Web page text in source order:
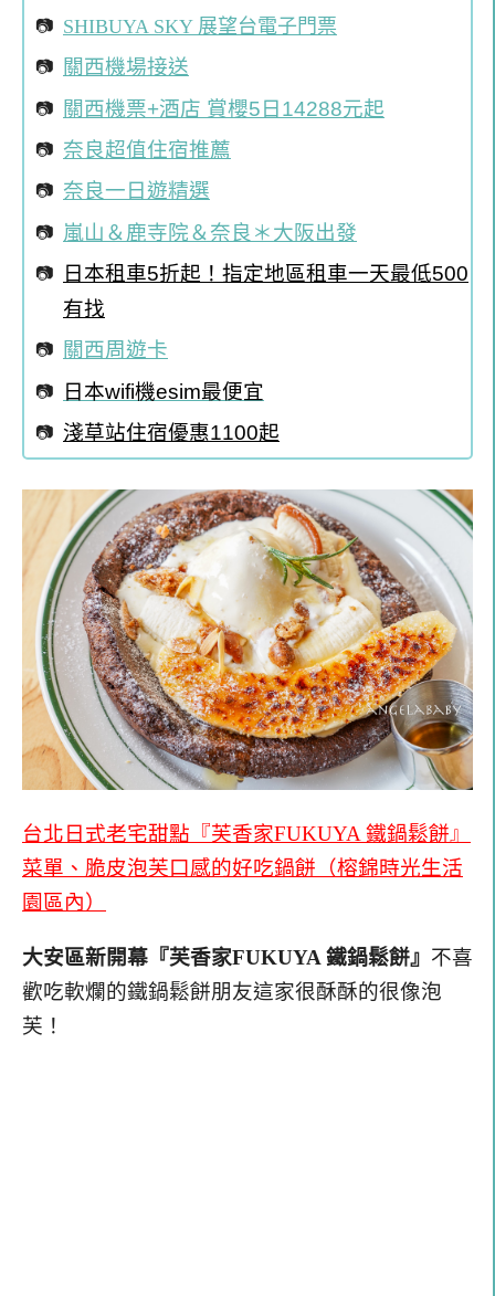
SHIBUYA SKY 展望台電子門票
關西機場接送
關西機票+酒店 賞櫻5日14288元起
奈良超值住宿推薦
奈良一日遊精選
嵐山＆鹿寺院＆奈良＊大阪出發
日本租車5折起！指定地區租車一天最低500
有找
關西周遊卡
日本wifi機esim最便宜
淺草站住宿優惠1100起
台北日式老宅甜點『芙香家FUKUYA 鐵鍋鬆餅』
菜單、脆皮泡芙口感的好吃鍋餅（榕錦時光生活
園區內）
大安區新開幕『芙香家FUKUYA 鐵鍋鬆餅』 不喜
歡吃軟爛的鐵鍋鬆餅朋友這家很酥酥的很像泡
芙！